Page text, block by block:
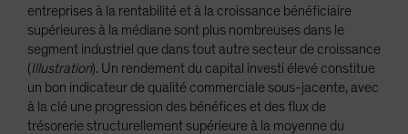
entreprises à la rentabilité et à la croissance bénéficiaire
supérieures à la médiane sont plus nombreuses dans le
segment industriel que dans tout autre secteur de croissance
(Illustration). Un rendement du capital investi élevé constitue
un bon indicateur de qualité commerciale sous-jacente, avec
à la clé une progression des bénéfices et des flux de
trésorerie structurellement supérieure à la moyenne du